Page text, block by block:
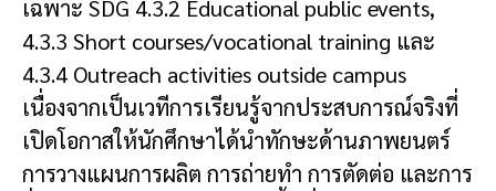
เฉพาะ SDG 4.3.2 Educational public events,
4.3.3 Short courses/vocational training และ
4.3.4 Outreach activities outside campus
เนื่องจากเป็นเวทีการเรียนรู้จากประสบการณ์จริงที่
เปิดโอกาสให้นักศึกษาได้นำทักษะด้านภาพยนตร์
การวางแผนการผลิต การถ่ายทำ การตัดต่อ และการ